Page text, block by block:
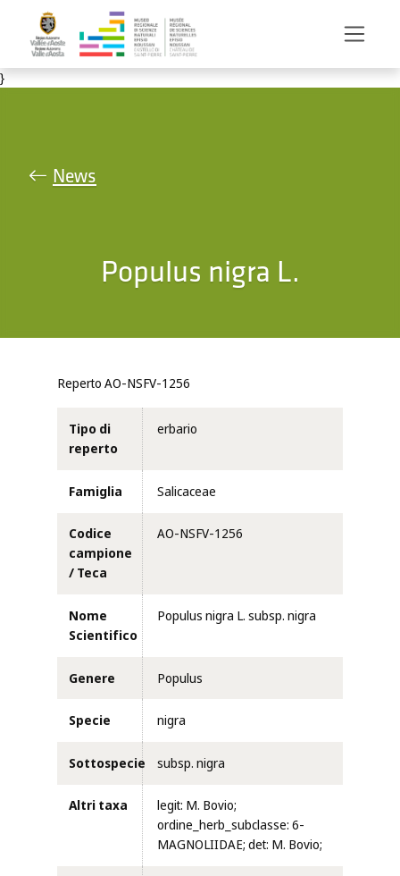
Salta al contenuto principale
}
News
Populus nigra L.
Reperto AO-NSFV-1256
Tipo di
reperto
erbario
Famiglia Salicaceae
Codice
campione
/ Teca
AO-NSFV-1256
Nome
Scientifico
Populus nigra L. subsp. nigra
Genere Populus
Specie nigra
Sottospecie subsp. nigra
Altri taxa
legit: M. Bovio;
ordine_herb_subclasse: 6-
MAGNOLIIDAE; det: M. Bovio;